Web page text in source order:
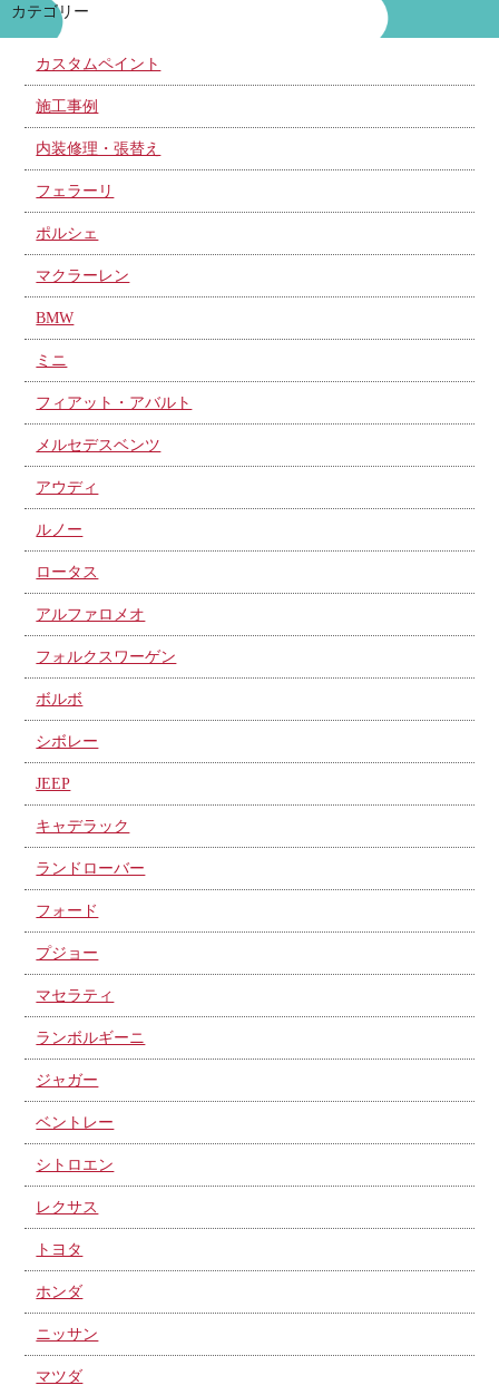
カテゴリー
カスタムペイント
施工事例
内装修理・張替え
フェラーリ
ポルシェ
マクラーレン
BMW
ミニ
フィアット・アバルト
メルセデスベンツ
アウディ
ルノー
ロータス
アルファロメオ
フォルクスワーゲン
ボルボ
シボレー
JEEP
キャデラック
ランドローバー
フォード
プジョー
マセラティ
ランボルギーニ
ジャガー
ベントレー
シトロエン
レクサス
トヨタ
ホンダ
ニッサン
マツダ